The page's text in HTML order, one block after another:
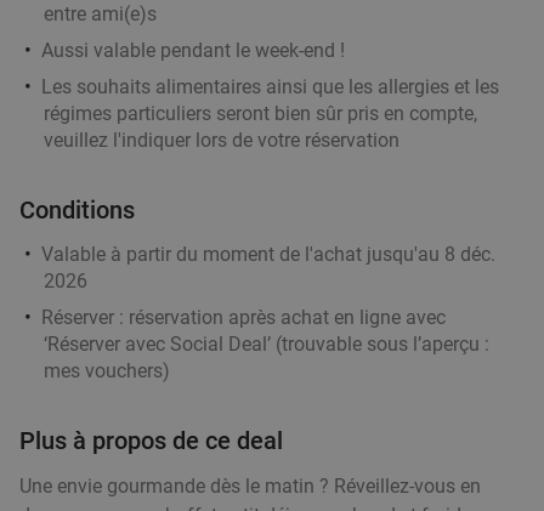
entre ami(e)s
Aussi valable pendant le week-end !
Les souhaits alimentaires ainsi que les allergies et les
régimes particuliers seront bien sûr pris en compte,
veuillez l'indiquer lors de votre réservation
Conditions
Valable à partir du moment de l'achat jusqu'au 8 déc.
2026
Réserver : réservation après achat en ligne avec
‘Réserver avec Social Deal’ (trouvable sous l’aperçu :
mes vouchers)
Plus à propos de ce deal
Une envie gourmande dès le matin ? Réveillez-vous en